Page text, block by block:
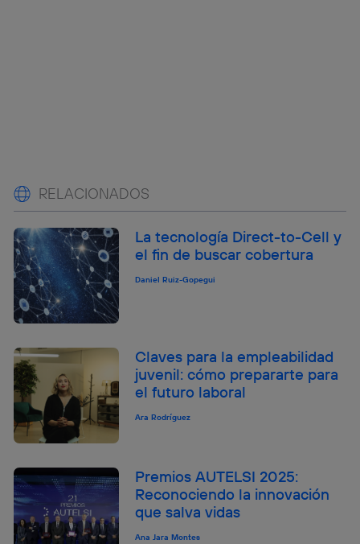
RELACIONADOS
La tecnología Direct-to-Cell y
el fin de buscar cobertura
Daniel Ruiz-Gopegui
Claves para la empleabilidad
juvenil: cómo prepararte para
el futuro laboral
Ara Rodríguez
Premios AUTELSI 2025:
Reconociendo la innovación
que salva vidas
Ana Jara Montes